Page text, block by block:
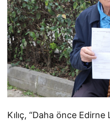
Kılıç, “Daha önce Edirne